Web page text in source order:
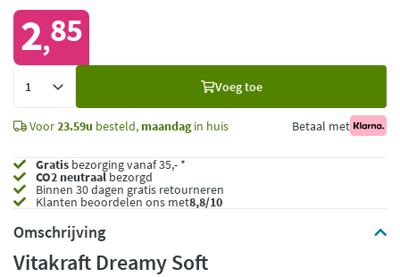
2,85
Voeg toe
Voor23.59u besteld, maandagin huis Betaal met
Gratis bezorging vanaf 35,- *
CO2 neutraalbezorgd
Binnen 30 dagen gratis retourneren
Klanten beoordelen ons met8,8/10
Omschrijving
Vitakraft Dreamy Soft